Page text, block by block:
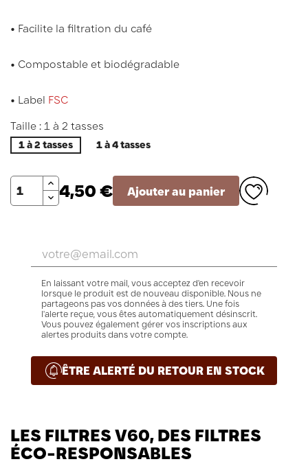
• Facilite la filtration du café
• Compostable et biodégradable
• Label FSC
Taille : 1 à 2 tasses
1 à 2 tasses 1 à 4 tasses
Quantité 4,50 € Ajouter au panier
En laissant votre mail, vous acceptez d'en recevoir
lorsque le produit est de nouveau disponible. Nous ne
partageons pas vos données à des tiers. Une fois
l'alerte reçue, vous êtes automatiquement désinscrit.
Vous pouvez également gérer vos inscriptions aux
alertes produits dans votre compte.
ÊTRE ALERTÉ DU RETOUR EN STOCK
LES FILTRES V60, DES FILTRES
ÉCO-RESPONSABLES